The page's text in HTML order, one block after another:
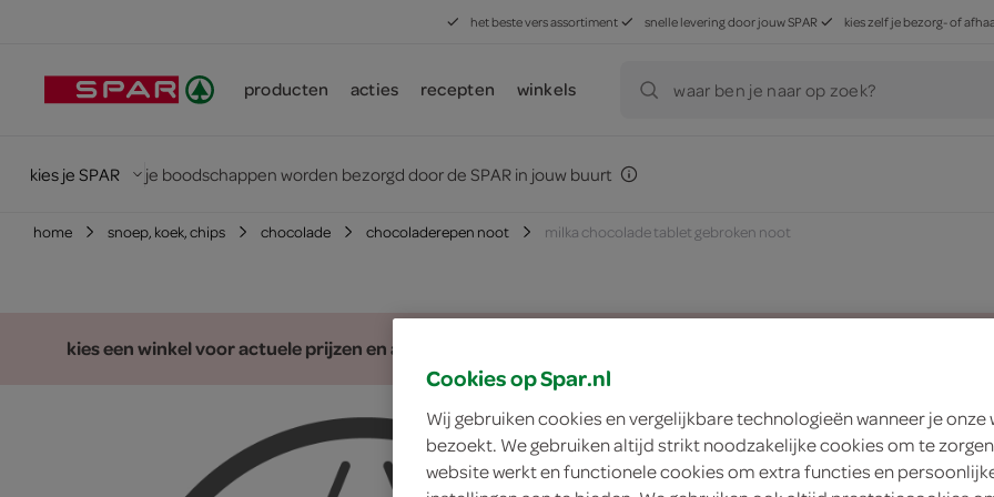
het beste vers assortiment snelle levering door jouw SPAR kies zelf je bezorg- of
producten acties recepten winkels waar ben je naar op zoek?
kies je SPAR je boodschappen worden bezorgd door de SPAR in jouw buurt
home snoep, koek, chips chocolade chocoladerepen noot milka chocolade tablet gebroken noot
kies een winkel voor actuele prijzen en assortiment
Milka chocolade
Cookies op Spar.nl
Wij gebruiken cookies en vergelijkbare technologieën wanneer je onze
bezoekt. We gebruiken altijd strikt noodzakelijke cookies om te
website werkt en functionele cookies om extra functies en